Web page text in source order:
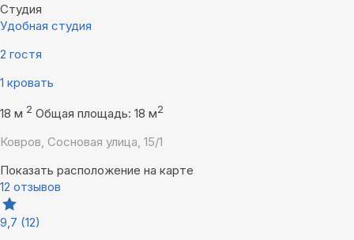
Студия
Удобная студия
2 гостя
1 кровать
18 м 2 Общая площадь: 18 м2
Ковров, Сосновая улица, 15/1
Показать расположение на карте
12 отзывов
9,7 (12)